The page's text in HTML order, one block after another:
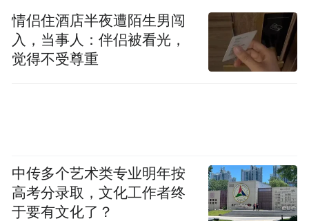
情侣住酒店半夜遭陌生男闯
入，当事人：伴侣被看光，
觉得不受尊重
中传多个艺术类专业明年按
高考分录取，文化工作者终
于要有文化了？